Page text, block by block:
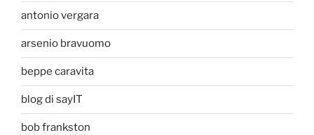
antonio vergara
arsenio bravuomo
beppe caravita
blog di sayIT
bob frankston